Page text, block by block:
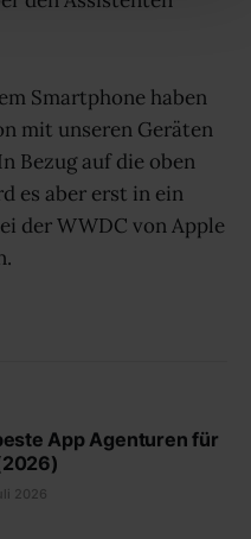
Smartphone haben
mit unseren Geräten
Bezug auf die oben
es aber erst in ein
der WWDC von Apple
App Agenturen für
2026